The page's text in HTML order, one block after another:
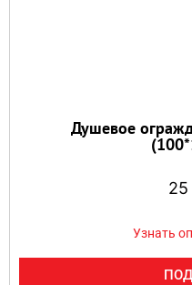
Душевое
Узнать